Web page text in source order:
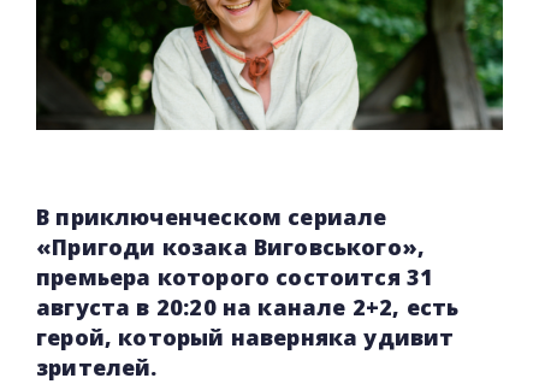
В приключенческом сериале
«Пригоди козака Виговського»,
премьера которого состоится 31
августа в 20:20 на канале 2+2, есть
герой, который наверняка удивит
зрителей.